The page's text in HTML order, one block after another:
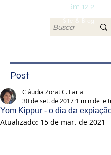
Site & Blog
Rm 12.2
Post
Yom Kippur - o dia da
Cláudia Zorat C. Faria
30 de set. de 2017 1 min de
Atualizado: 15 de mar. de 2021